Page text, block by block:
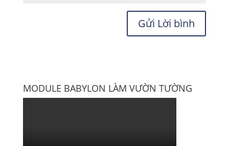
MODULE BABYLON LÀM VƯỜN TƯỜNG